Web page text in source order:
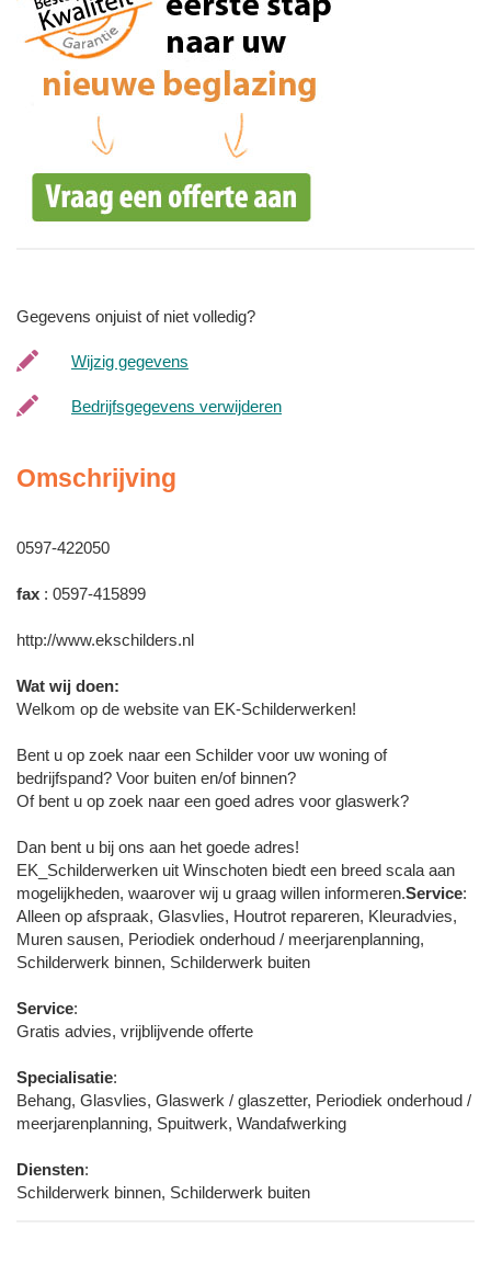
Gegevens onjuist of niet volledig?
Wijzig gegevens
Bedrijfsgegevens verwijderen
Omschrijving
0597-422050
fax : 0597-415899
http://www.ekschilders.nl
Wat wij doen:
Welkom op de website van EK-Schilderwerken!
Bent u op zoek naar een Schilder voor uw woning of
bedrijfspand? Voor buiten en/of binnen?
Of bent u op zoek naar een goed adres voor glaswerk?
Dan bent u bij ons aan het goede adres!
EK_Schilderwerken uit Winschoten biedt een breed scala aan
mogelijkheden, waarover wij u graag willen informeren.Service:
Alleen op afspraak, Glasvlies, Houtrot repareren, Kleuradvies,
Muren sausen, Periodiek onderhoud / meerjarenplanning,
Schilderwerk binnen, Schilderwerk buiten
Service:
Gratis advies, vrijblijvende offerte
Specialisatie:
Behang, Glasvlies, Glaswerk / glaszetter, Periodiek onderhoud /
meerjarenplanning, Spuitwerk, Wandafwerking
Diensten:
Schilderwerk binnen, Schilderwerk buiten